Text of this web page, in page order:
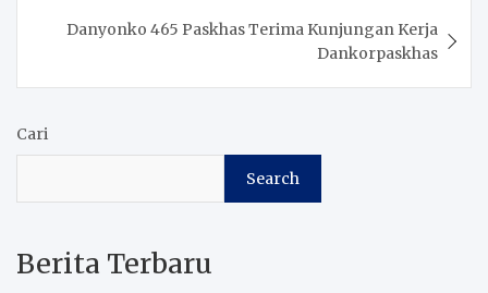
Danyonko 465 Paskhas Terima Kunjungan Kerja
Dankorpaskhas
Cari
Search
Berita Terbaru